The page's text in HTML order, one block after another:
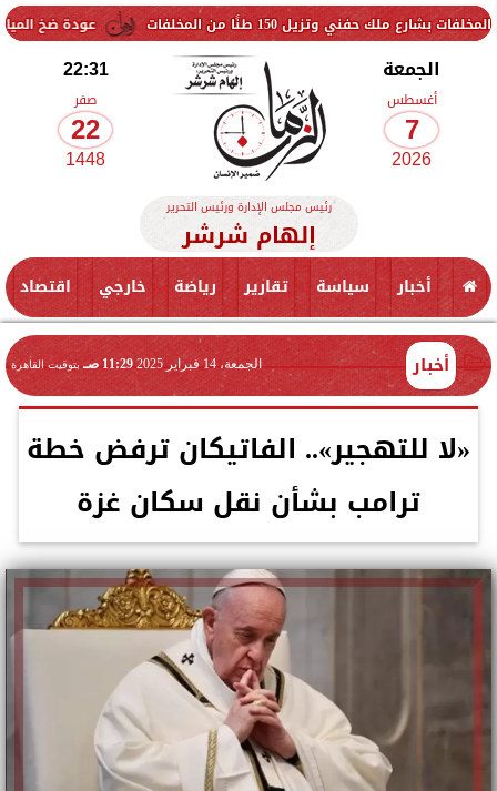
عودة ضخ المياه تدريجيًا 150 طنًا من المخلفات
الجمعة
أغسطس
7
2026
22:31
صفر
22
1448
رئيس مجلس الإدارة ورئيس التحرير
إلهام شرشر
أخبار سياسة تقارير رياضة خارجي اقتصاد
أخبار الجمعة، 14 فبراير 2025 11:29 صـ بتوقيت القاهرة
«لا للتهجير».. الفاتيكان ترفض خطة
ترامب بشأن نقل سكان غزة